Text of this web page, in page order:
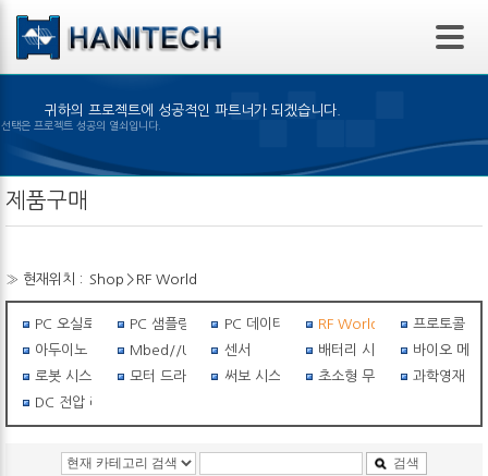
본문 바로가기
귀하의 프로젝트에 성공적인 파트너가 되겠습니다.
제품의 선택은 프로젝트 성공의 열쇠입니다.
제품구매
» 현재위치 : Shop > RF World
PC 오실로스코프PC 샘플링스코프PC 데이터 로거 RF World
프로토콜 아
아두이노 세상
Mbed//USB I/O센서 배터리 시스템
바이오 메탈
로봇 시스템
모터 드라이버 써보 시스템 초소형 무선비행체과학영재 필
DC 전압 레귤레이터
검색